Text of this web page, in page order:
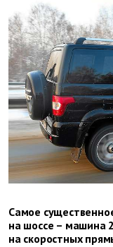
Самое
на шоссе – машина
на скоростных